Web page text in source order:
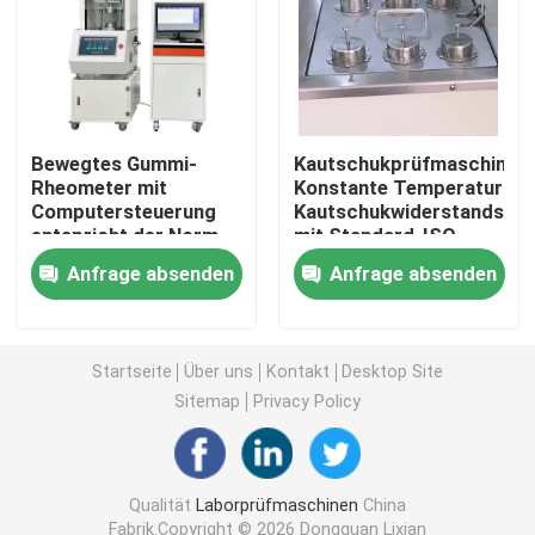
Universelle Prüfmaschine
Klimaprüfmaschine
Dynamische Auswuchtmaschine
Gummiprüfmaschine
Kfz-Prüfgeräte
Labortestgeräte aus Kunststoff
Verpackenprüfungsinstrumente
Bewegtes Gummi-
Rheometer mit
Computersteuerung
entspricht der Norm
ASTM D5289
Anfrage absenden
Kautschukprüfmaschine
Konstante Temperatur
mit Standard-ISO-
1817-Prüfbecher
Nummer 6
Anfrage absenden
Startseite Über uns Kontakt
Desktop Site
Sitemap
Privacy Policy
Qualität Laborprüfmaschinen China
Fabrik.Copyright © 2026 Dongguan Lixian